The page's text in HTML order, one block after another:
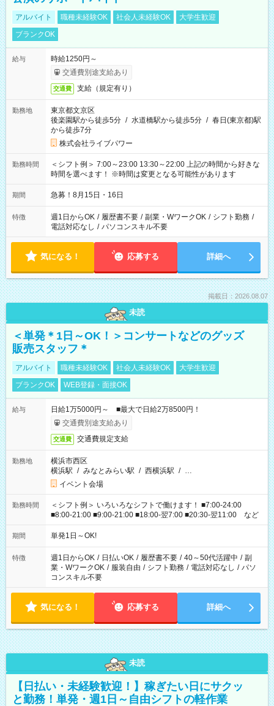
アルバイト 職種未経験OK 社会人未経験OK
大学生歓迎
ブランクOK
給与
時給1250円～
交通費別途支給あり
交通費 支給（規定有り）
勤務地
東京都文京区
後楽園駅から徒歩5分 / 水道橋駅から徒歩5分 / 春日(東京都)駅
から徒歩7分
株式会社ライブパワー
勤務時間
＜シフト例＞ 7:00～23:00 13:30～22:00 上記の時間から好きな
時間を選べます！ ※時間は変更となる可能性があります
期間 急募！8月15日・16日
特徴 週1日からOK / 履歴書不要 / 副業・WワークOK / シフト勤務 /
電話対応なし / パソコンスキル不要
気になる！ 応募する 詳細へ
掲載日：2026.08.07
未読
＜単発＊1日～OK！＞コンサートなどのグッズ
販売スタッフ＊
アルバイト 職種未経験OK 社会人未経験OK
大学生歓迎
ブランクOK
WEB登録・面接OK
給与
日給1万5000円～ ■最大で日給2万8500円！
交通費別途支給あり
交通費 交通費規定支給
勤務地
横浜市西区
横浜駅 / みなとみらい駅 / 西横浜駅 / …
イベント会場
勤務時間
＜シフト例＞ いろいろなシフトで働けます！ ■7:00-24:00
■8:00-21:00 ■9:00-21:00 ■18:00-翌7:00 ■20:30-翌11:00 など
期間 単発1日～OK!
特徴 週1日からOK / 日払いOK / 履歴書不要 / 40～50代活躍中 / 副
業・WワークOK / 服装自由 / シフト勤務 / 電話対応なし / パソ
コンスキル不要
気になる！ 応募する 詳細へ
未読
【日払い・未経験歓迎！】稼ぎたい日にサクッ
と勤務！単発・週1日～自由シフトの軽作業